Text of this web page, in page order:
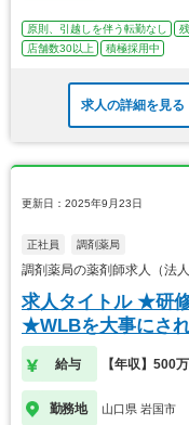
原則、引越しを伴う転勤なし
店舗数30以上
積極採用中
求人の詳細を見る
更新日：2025年9月23日
正社員 調剤薬局
調剤薬局の薬剤師求人（法
求人タイトル ★研
★WLBを大事にさ
給与 【年収】500
勤務地 山口県 岩国市